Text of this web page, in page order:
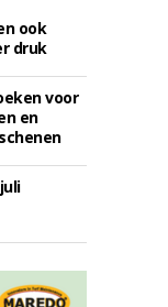
ook
druk
voor
en